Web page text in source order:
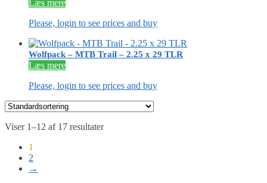
Læs mere
Please, login to see prices and buy
Wolfpack – MTB Trail – 2.25 x 29 TLR
Læs mere
Please, login to see prices and buy
Viser 1–12 af 17 resultater
1
2
→